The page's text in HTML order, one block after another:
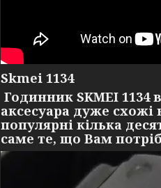
Skmei 1134
Годинник SKMEI 1134
аксесуара дуже
популярні кілька
саме те, що Вам